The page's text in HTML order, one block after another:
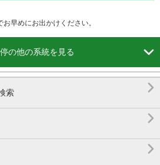
早めにお出かけください。
の他の系統を見る 
索 

